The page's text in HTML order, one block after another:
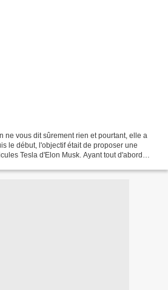
ne vous dit sûrement rien et pourtant, elle a
le début, l'objectif était de proposer une
Tesla d'Elon Musk. Ayant tout d'abord